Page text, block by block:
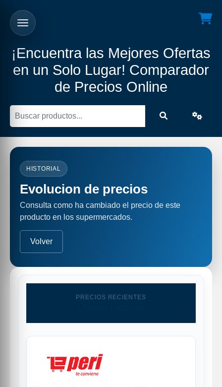
¡Encuentra las Mejores Ofertas
en un Solo Lugar! Comparador
de Precios Online
HISTORIAL
Evolucion de precios
Consulta como ha cambiado el precio de este
producto en los supermercados.
Volver
PRECIOS RECIENTES